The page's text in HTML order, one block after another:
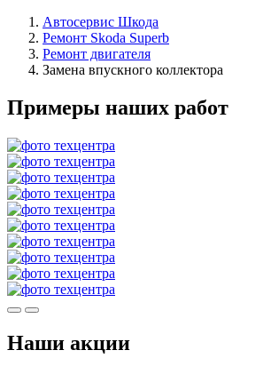
Автосервис Шкода
Ремонт Skoda Superb
Ремонт двигателя
Замена впускного коллектора
Примеры наших работ
Наши акции